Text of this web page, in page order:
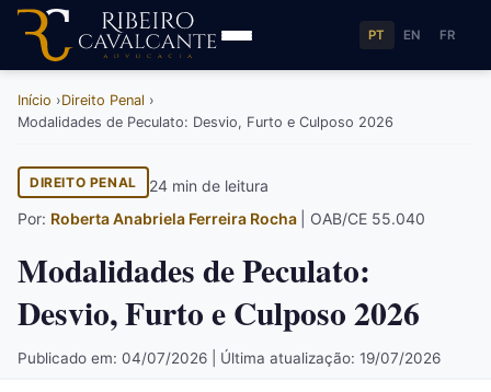
PT EN FR
Início
Direito Penal
Modalidades de Peculato: Desvio, Furto e Culposo 2026
DIREITO PENAL
24 min de leitura
Por: Roberta Anabriela Ferreira Rocha | OAB/CE 55.040
Modalidades de Peculato:
Desvio, Furto e Culposo 2026
Publicado em: 04/07/2026 | Última atualização: 19/07/2026